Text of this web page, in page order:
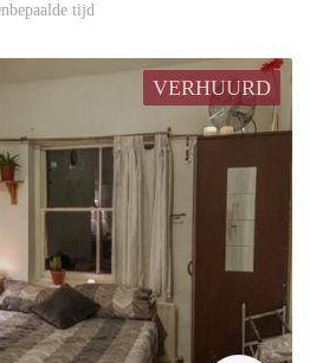
tijd
VERHUURD